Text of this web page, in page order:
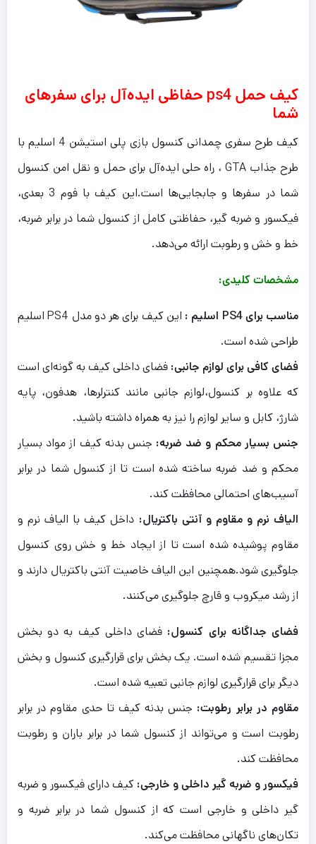
کیف حمل ps4 حفاظی ایده‌آل برای سفرهای
شما
کیف طرح سفری چمدانی کنسول بازی پلی استیشن 4 اسلیم با
طرح جذاب GTA ، راه حلی ایده‌آل برای حمل و نقل امن کنسول
شما در سفرها و جابجایی‌ها است.این کیف با فوم 3 بعدی،
فیکسور و ضربه گیر، حفاظتی کامل از کنسول شما در برابر ضربه،
خط و خش و رطوبت ارائه می‌دهد.
مشخصات کلیدی:
مناسب برای PS4 اسلیم :
این کیف برای هر دو مدل PS4 اسلیم
طراحی شده است.
فضای کافی برای لوازم جانبی: فضای داخلی کیف به گونه‌ای است
که علاوه بر کنسول،لوازم جانبی مانند کنترلرها، هدفون، پایه
شارژ، کابل و سایر لوازم را نیز به همراه داشته باشید.
جنس بسیار محکم و ضد ضربه: جنس بدنه کیف از مواد بسیار
محکم و ضد ضربه ساخته شده است تا از کنسول شما در برابر
آسیب‌های احتمالی محافظت کند.
الیاف نرم و مقاوم و آنتی باکتریال: داخل کیف با الیاف نرم و
مقاوم پوشیده شده است تا از ایجاد خط و خش روی کنسول
جلوگیری شود.همچنین این الیاف خاصیت آنتی باکتریال دارند و
از رشد میکروب و قارچ جلوگیری می‌کنند.
فضای جداگانه برای کنسول: فضای داخلی کیف به دو بخش
مجزا تقسیم شده است. یک بخش برای قرارگیری کنسول و بخش
دیگر برای قرارگیری لوازم جانبی تعبیه شده است.
مقاوم در برابر رطوبت: جنس بدنه کیف تا حدی مقاوم در برابر
رطوبت است و می‌تواند از کنسول شما در برابر باران و رطوبت
محافظت کند.
فیکسور و ضربه گیر داخلی و خارجی: کیف دارای فیکسور و ضربه
گیر داخلی و خارجی است که از کنسول شما در برابر ضربه و
تکان‌های ناگهانی محافظت می‌کند.